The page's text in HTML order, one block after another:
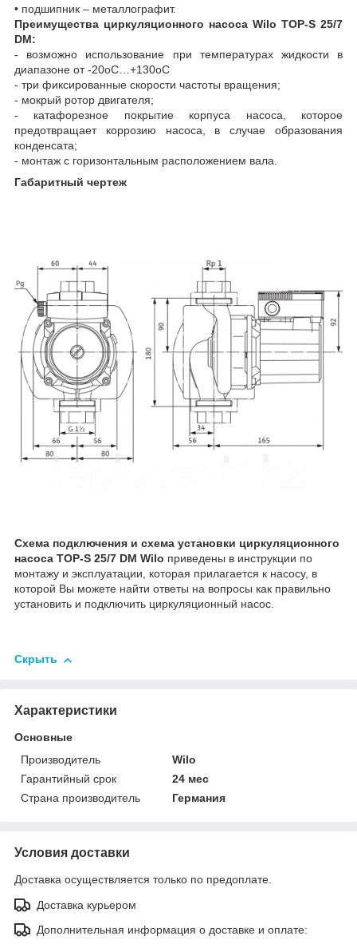
• подшипник – металлографит.
Преимущества циркуляционного насоса Wilo TOP-S 25/7
DM:
- возможно использование при температурах жидкости в
диапазоне от -20оС…+130оС
- три фиксированные скорости частоты вращения;
- мокрый ротор двигателя;
- катафорезное покрытие корпуса насоса, которое
предотвращает коррозию насоса, в случае образования
конденсата;
- монтаж с горизонтальным расположением вала.
Габаритный чертеж
Схема подключения и схема установки циркуляционного
насоса TOP-S 25/7 DM Wilo приведены в инструкции по
монтажу и эксплуатации, которая прилагается к насосу, в
которой Вы можете найти ответы на вопросы как правильно
установить и подключить циркуляционный насос.
Скрыть
Характеристики
Основные
Производитель
Wilo
Гарантийный срок
24 мес
Страна производитель
Германия
Условия доставки
Доставка осуществляется только по предоплате.
Доставка курьером
Дополнительная информация о доставке и оплате: